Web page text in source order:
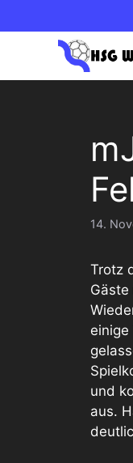
Inhalt
2.
14.
Trotz
und
aus.